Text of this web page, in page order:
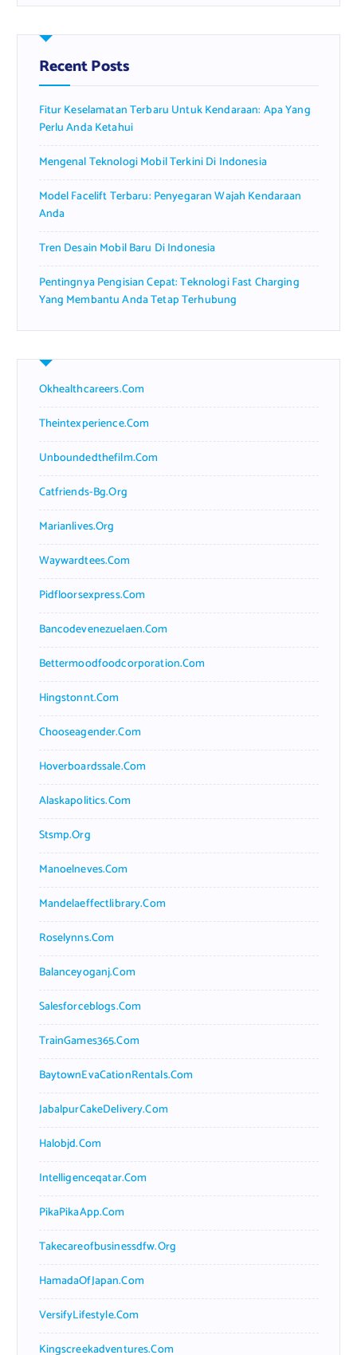
r
h
f
o
:
Recent Posts
Fitur Keselamatan Terbaru Untuk Kendaraan: Apa Yang
Perlu Anda Ketahui
Mengenal Teknologi Mobil Terkini Di Indonesia
Model Facelift Terbaru: Penyegaran Wajah Kendaraan
Anda
Tren Desain Mobil Baru Di Indonesia
Pentingnya Pengisian Cepat: Teknologi Fast Charging
Yang Membantu Anda Tetap Terhubung
Okhealthcareers.com
Theintexperience.com
Unboundedthefilm.com
Catfriends-Bg.org
Marianlives.org
Waywardtees.com
Pidfloorsexpress.com
Bancodevenezuelaen.com
Bettermoodfoodcorporation.com
Hingstonnt.com
Chooseagender.com
Hoverboardssale.com
Alaskapolitics.com
Stsmp.org
Manoelneves.com
Mandelaeffectlibrary.com
Roselynns.com
Balanceyoganj.com
Salesforceblogs.com
TrainGames365.com
BaytownEvaCationRentals.com
JabalpurCakeDelivery.com
Halobjd.com
Intelligenceqatar.com
PikaPikaApp.com
Takecareofbusinessdfw.org
HamadaOfJapan.com
VersifyLifestyle.com
Kingscreekadventures.com